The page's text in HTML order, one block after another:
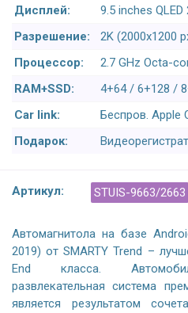
Дисплей:
9.5 inches QLED
Разрешение:
2K (2000x1200
Процессор:
2.7 GHz Octa-
RAM+SSD:
4+64 / 6+128 /
Car link:
Беспров. Apple
Подарок:
Артикул: STUIS-9663/2663
Автомагнитола на базе
2019) от SMARTY Trend –
End класса.
развлекательная система
является результатом